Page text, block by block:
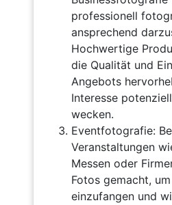
professionell
ansprechend
Hochwertige
die Qualität und
Angebots
Interesse
wecken.
Eventfotografie:
Veranstaltungen
Messen oder
Fotos gemacht,
einzufangen und